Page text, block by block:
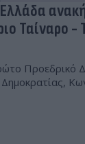
Ταίναρο -
Προεδρικό